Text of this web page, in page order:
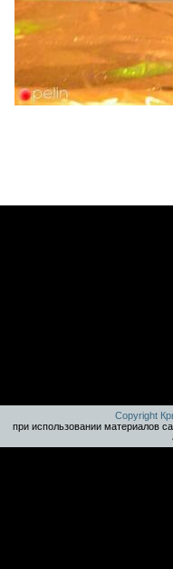
Copyright
при использовании материалов